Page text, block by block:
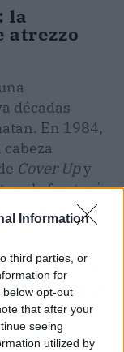
Information
third parties, or
for
opt-out
that after your
seeing
utilized by
la
atrezzo
décadas
En 1984,
Cover Upy
le fracturó
murió enEl
cañón que
munición
aislado:fue el
de seguridad
la ligera hasta